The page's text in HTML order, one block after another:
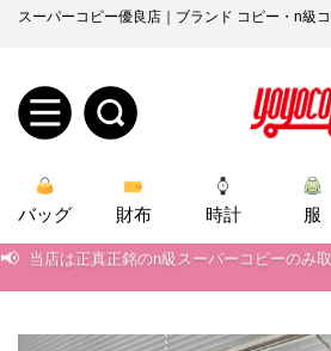
スーパーコピー優良店｜ブランド コピー・n級
規
ユ
ロ
グ
バッグ 財布 時計 服